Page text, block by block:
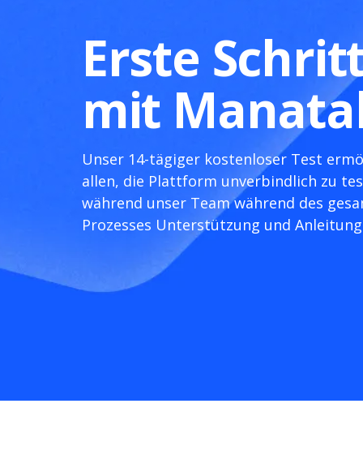
Erste
mit
Unser 14-tägiger kostenloser Test
allen, die Plattform unverbindlich zu
während unser Team während des
Prozesses Unterstützung und